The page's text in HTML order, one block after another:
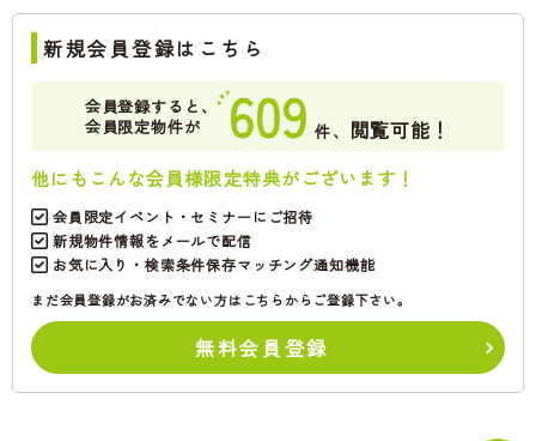
新規会員登録はこちら
会員登録すると、
会員限定物件が
609 件、 閲覧可能！
他にもこんな会員様限定特典がございます！
会員限定イベント・セミナーにご招待
新規物件情報をメールで配信
お気に入り・検索条件保存マッチング通知機能
まだ会員登録がお済みでない方はこちらからご登録下さい。
無料会員登録